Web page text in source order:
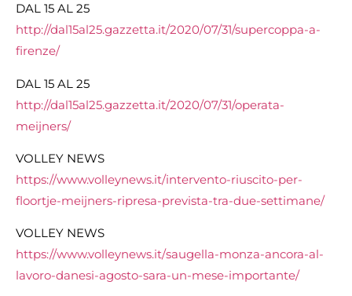
DAL 15 AL 25
http://dal15al25.gazzetta.it/2020/07/31/supercoppa-a-
firenze/
DAL 15 AL 25
http://dal15al25.gazzetta.it/2020/07/31/operata-
meijners/
VOLLEY NEWS
https://www.volleynews.it/intervento-riuscito-per-
floortje-meijners-ripresa-prevista-tra-due-settimane/
VOLLEY NEWS
https://www.volleynews.it/saugella-monza-ancora-al-
lavoro-danesi-agosto-sara-un-mese-importante/